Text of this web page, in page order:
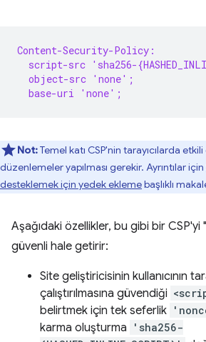
Content-Security-Policy:
script-src 'sha256-
  object-src 'none';
  base-uri 'none';
Not:Temel katı CSP'nin tarayıcılarda etkili
düzenlemeler yapılması gerekir. Ayrıntılar için
desteklemek için yedek eklemebaşlıklı
Aşağıdaki özellikler, bu gibi bir CSP'yi
güvenli hale getirir:
Site geliştiricisinin kullanıcının
çalıştırılmasına güvendiği
belirtmek için tek seferlik
karma oluşturma
'sha256-